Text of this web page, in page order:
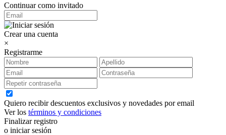
Continuar como invitado
Crear una cuenta
×
Registrarme
Quiero recibir descuentos exclusivos y novedades por email
Ver los términos y condiciones
Finalizar registro
o iniciar sesión